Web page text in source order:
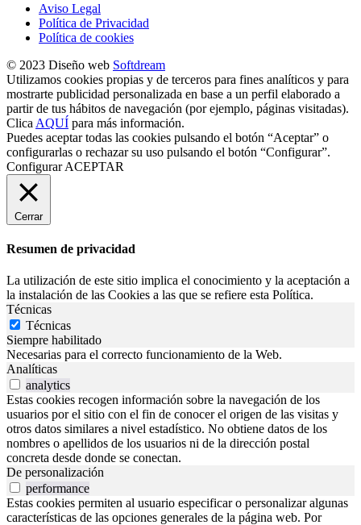
Aviso Legal
Política de Privacidad
Política de cookies
© 2023 Diseño web Softdream
Utilizamos cookies propias y de terceros para fines analíticos y para
mostrarte publicidad personalizada en base a un perfil elaborado a
partir de tus hábitos de navegación (por ejemplo, páginas visitadas).
Clica AQUÍ para más información.
Puedes aceptar todas las cookies pulsando el botón “Aceptar” o
configurarlas o rechazar su uso pulsando el botón “Configurar”.
Configurar ACEPTAR
Cerrar
Resumen de privacidad
La utilización de este sitio implica el conocimiento y la aceptación a
la instalación de las Cookies a las que se refiere esta Política.
Técnicas
Técnicas
Siempre habilitado
Necesarias para el correcto funcionamiento de la Web.
Analíticas
analytics
Estas cookies recogen información sobre la navegación de los
usuarios por el sitio con el fin de conocer el origen de las visitas y
otros datos similares a nivel estadístico. No obtiene datos de los
nombres o apellidos de los usuarios ni de la dirección postal
concreta desde donde se conectan.
De personalización
performance
Estas cookies permiten al usuario especificar o personalizar algunas
características de las opciones generales de la página web. Por